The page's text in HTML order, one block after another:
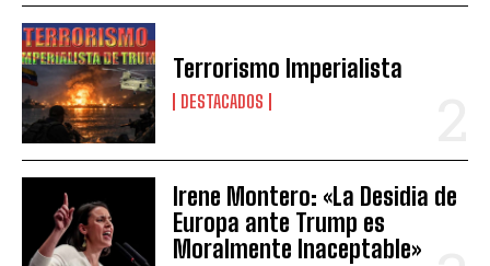
Terrorismo Imperialista
DESTACADOS
Irene Montero: «La Desidia de
Europa ante Trump es
Moralmente Inaceptable»